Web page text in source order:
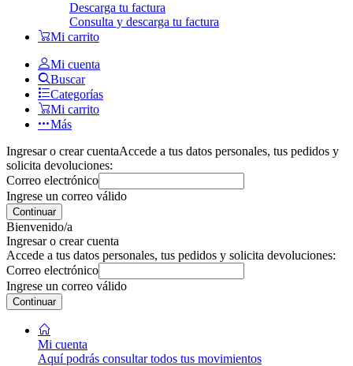
Descarga tu factura
Consulta y descarga tu factura
Mi carrito
Mi cuenta
Buscar
Categorías
Mi carrito
Más
Ingresar o crear cuentaAccede a tus datos personales, tus pedidos y
solicita devoluciones:
Correo electrónico
Ingrese un correo válido
Continuar
Bienvenido/a
Ingresar o crear cuenta
Accede a tus datos personales, tus pedidos y solicita devoluciones:
Correo electrónico
Ingrese un correo válido
Continuar
Mi cuenta
Aquí podrás consultar todos tus movimientos